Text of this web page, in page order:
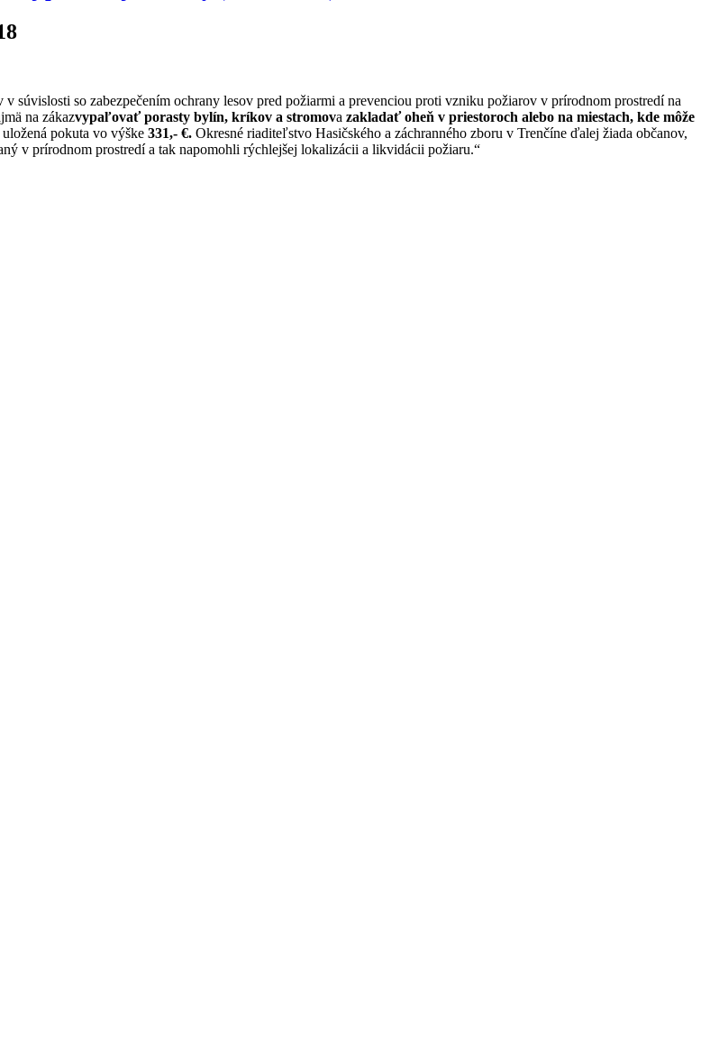
súvislosti so zabezpečením ochrany lesov pred požiarmi a prevenciou proti vzniku požiarov v prírodnom prostredí na
na zákazvypaľovať porasty bylín, kríkov a stromova zakladať oheň v priestoroch alebo na miestach, kde môže
pokuta vo výške 331,- €. Okresné riaditeľstvo Hasičského a záchranného zboru v Trenčíne ďalej žiada občanov,
v prírodnom prostredí a tak napomohli rýchlejšej lokalizácii a likvidácii požiaru.“